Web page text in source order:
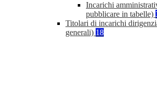
Incarichi
pubblicare in tabelle)
Titolari di incarichi
generali) 18